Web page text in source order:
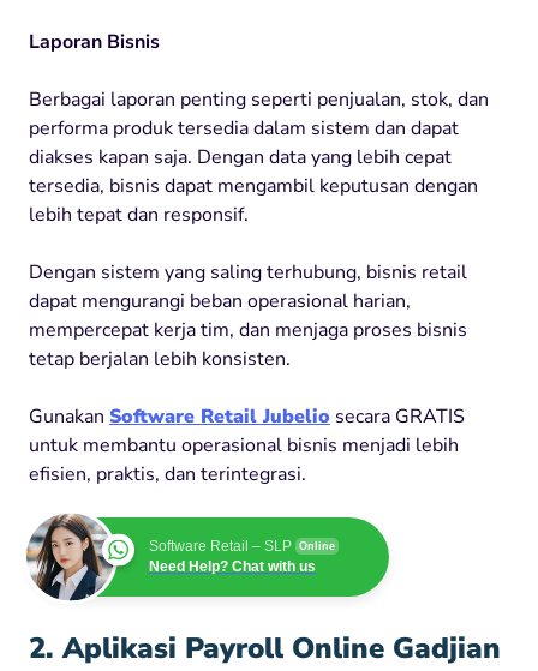
Laporan Bisnis
Berbagai laporan penting seperti penjualan, stok, dan
performa produk tersedia dalam sistem dan dapat
diakses kapan saja. Dengan data yang lebih cepat
tersedia, bisnis dapat mengambil keputusan dengan
lebih tepat dan responsif.
Dengan sistem yang saling terhubung, bisnis retail
dapat mengurangi beban operasional harian,
mempercepat kerja tim, dan menjaga proses bisnis
tetap berjalan lebih konsisten.
Gunakan Software Retail Jubelio secara GRATIS
untuk membantu operasional bisnis menjadi lebih
efisien, praktis, dan terintegrasi.
Software Retail – SLP Online
Need Help? Chat with us
2. Aplikasi Payroll Online Gadjian